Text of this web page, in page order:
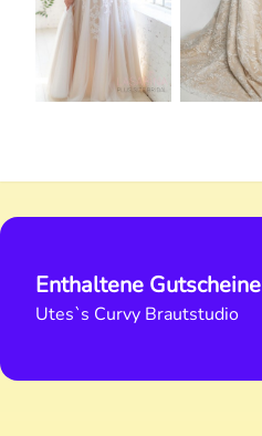
Enthaltene Gutscheine
Utes`s Curvy Brautstudio